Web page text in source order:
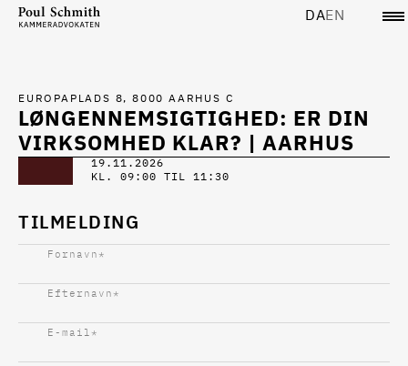
DAEN
LØNGENNEMSIGTIGHED: ER DIN
VIRKSOMHED KLAR? | AARHUS
EUROPAPLADS 8, 8000 AARHUS C
19.11.2026
KL. 09:00 TIL 11:30
TILMELDING
Fornavn *
Efternavn *
E-mail *